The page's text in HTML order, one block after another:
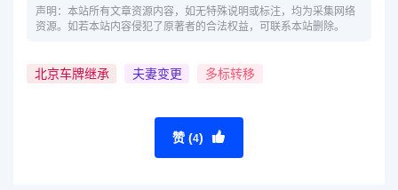
声明：本站所有文章资源内容，如无特殊说明或标注，均为采集网络
资源。如若本站内容侵犯了原著者的合法权益，可联系本站删除。
北京车牌继承 夫妻变更 多标转移
赞 (4)